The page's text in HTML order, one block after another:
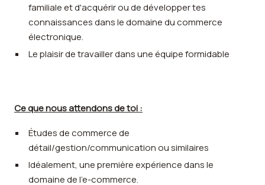
familiale et d'acquérir ou de développer tes
connaissances dans le domaine du commerce
électronique.
Le plaisir de travailler dans une équipe formidable
Ce que nous attendons de toi :
Études de commerce de
détail/gestion/communication ou similaires
Idéalement, une première expérience dans le
domaine de l'e-commerce.